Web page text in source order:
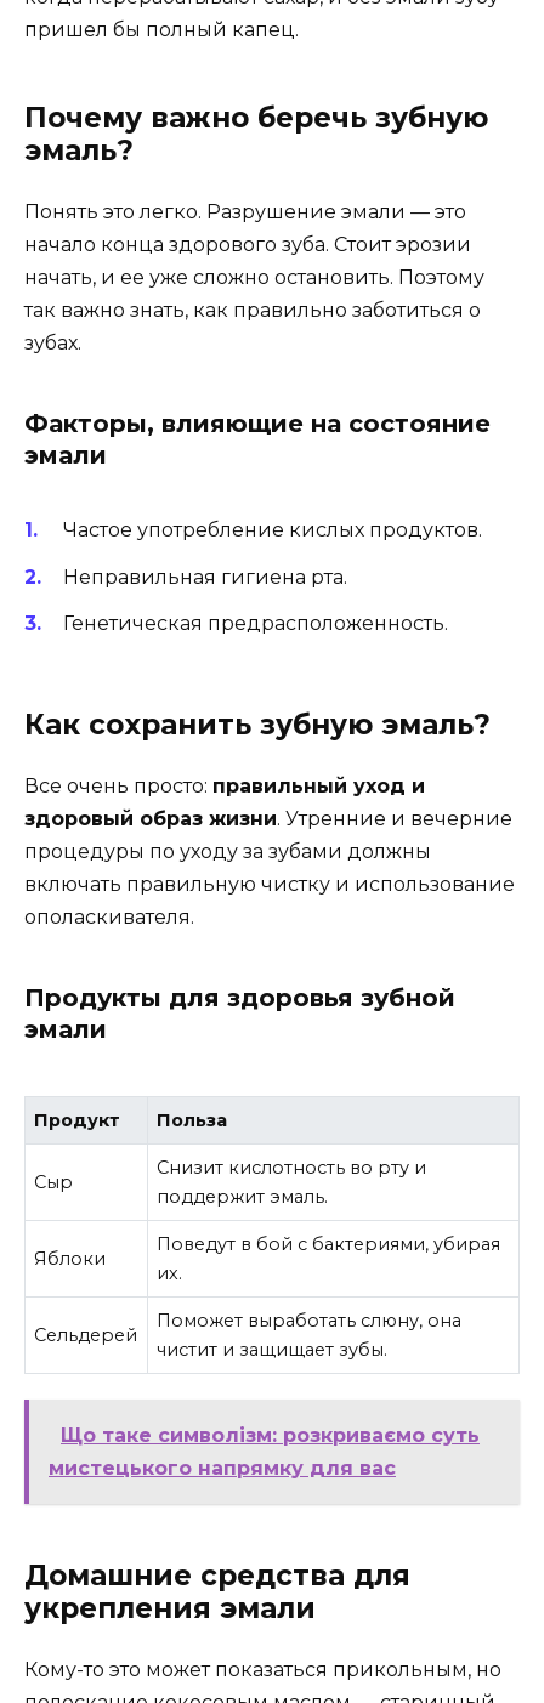
пришел бы полный капец.
Почему важно беречь зубную
эмаль?
Понять это легко. Разрушение эмали — это
начало конца здорового зуба. Стоит эрозии
начать, и ее уже сложно остановить. Поэтому
так важно знать, как правильно заботиться о
зубах.
Факторы, влияющие на состояние
эмали
Частое употребление кислых продуктов.
Неправильная гигиена рта.
Генетическая предрасположенность.
Как сохранить зубную эмаль?
Все очень просто: правильный уход и
здоровый образ жизни. Утренние и вечерние
процедуры по уходу за зубами должны
включать правильную чистку и использование
ополаскивателя.
Продукты для здоровья зубной
эмали
Продукт Польза
Сыр
Снизит кислотность во рту и
поддержит эмаль.
Яблоки
Поведут в бой с бактериями, убирая
их.
Сельдерей
Поможет выработать слюну, она
чистит и защищает зубы.
Що таке символізм: розкриваємо суть
мистецького напрямку для вас
Домашние средства для
укрепления эмали
Кому-то это может показаться прикольным, но